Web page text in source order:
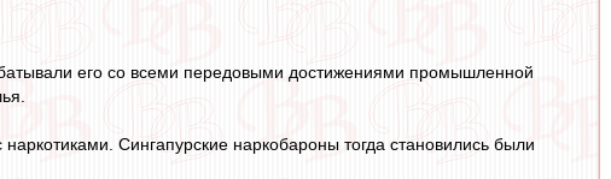
его со всеми передовыми достижениями промышленной
Сингапурские наркобароны тогда становились были